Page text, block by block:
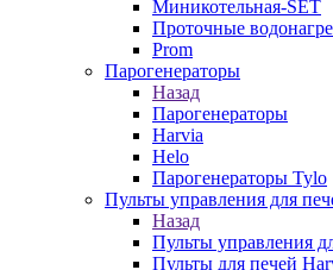
Миникотельная-SET
Проточные
Prom
Парогенераторы
Назад
Парогенераторы
Harvia
Helo
Парогенераторы Tylo
Пульты управления для
Назад
Пульты управления
Пульты для печей